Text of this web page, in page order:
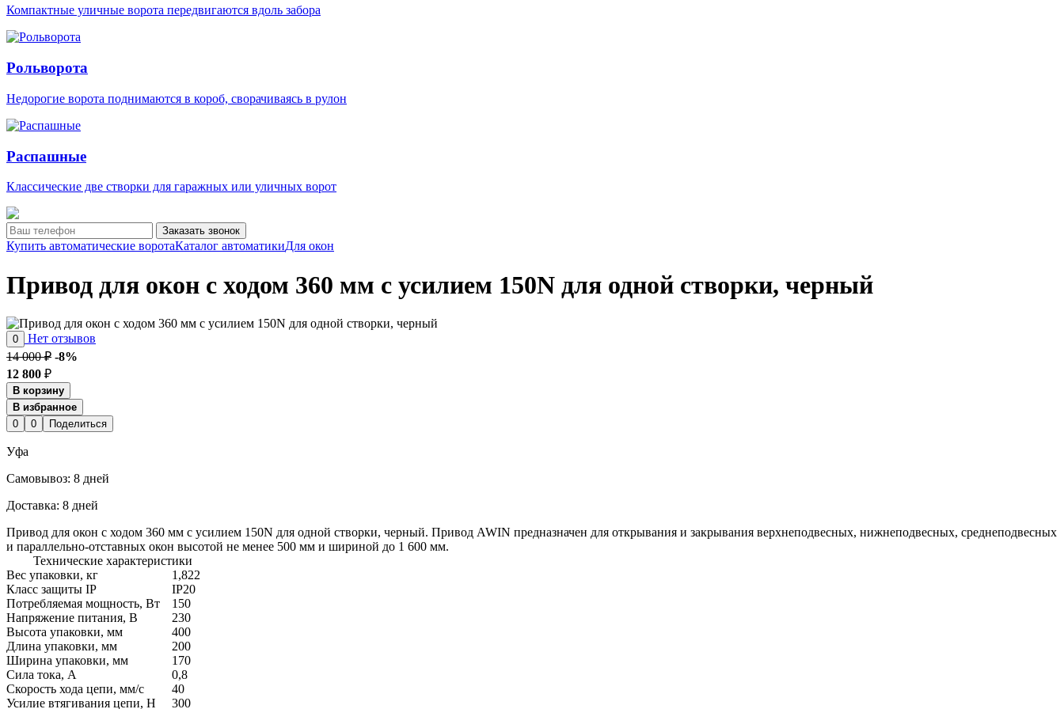
Компактные уличные ворота передвигаются вдоль забора
Рольворота
Недорогие ворота поднимаются в короб, сворачиваясь в рулон
Распашные
Классические две створки для гаражных или уличных ворот
Заказать звонок
Купить автоматические воротаКаталог автоматикиДля окон
Привод для окон с ходом 360 мм с усилием 150N для одной створки, черный
0
Нет отзывов
14 000 ₽ -8%
12 800 ₽
В корзину
В избранное
0
0 Поделиться
Уфа
Cамовывоз: 8 дней
Доставка: 8 дней
Привод для окон с ходом 360 мм с усилием 150N для одной створки, черный. Привод AWIN предназначен для открывания и закрывания верхнеподвесных, нижнеподвесных, среднеподвесных
и параллельно-отставных окон высотой не менее 500 мм и шириной до 1 600 мм.
Технические характеристики
Вес упаковки, кг
1,822
Класс защиты IP
IP20
Потребляемая мощность, Вт
150
Напряжение питания, В
230
Высота упаковки, мм
400
Длина упаковки, мм
200
Ширина упаковки, мм
170
Сила тока, А
0,8
Скорость хода цепи, мм/с
40
Усилие втягивания цепи, Н
300